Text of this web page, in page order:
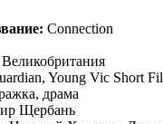
Connection
Великобритания
Young Vic Short
драма
Щербань